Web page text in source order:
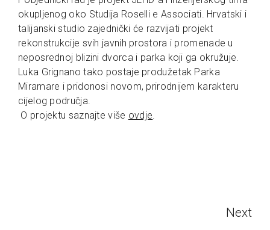
okupljenog oko Studija Roselli e Associati. Hrvatski i
talijanski studio zajednički će razvijati projekt
rekonstrukcije svih javnih prostora i promenade u
neposrednoj blizini dvorca i parka koji ga okružuje.
Luka Grignano tako postaje produžetak Parka
Miramare i pridonosi novom, prirodnijem karakteru
cijelog područja.
O projektu saznajte više ovdje.
Next